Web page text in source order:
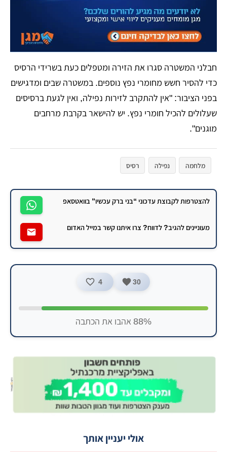
​חבלני המשטרה סגרו את הזירה ומטפלים כעת בשרידי הרסיס
כדי להסיר חשש מחומרי נפץ נוספים. במשטרה שבים ומדגישים
בפני הציבור: "אין להתקרב לזירות נפילה, ואין לגעת ברסיסים
שעלולים להכיל חומרי נפץ. יש להישאר בקרבת מרחבים
מוגנים".
מלחמה נפילה רסיס
להצטרפות לקבוצת עדכוני “בני ברק עכשיו” בוואטסאפ
מעוניינים להגיב? לדווח? צרו איתנו קשר במייל האדום
30
4
88% אהבו את הכתבה
אולי יעניין אותך